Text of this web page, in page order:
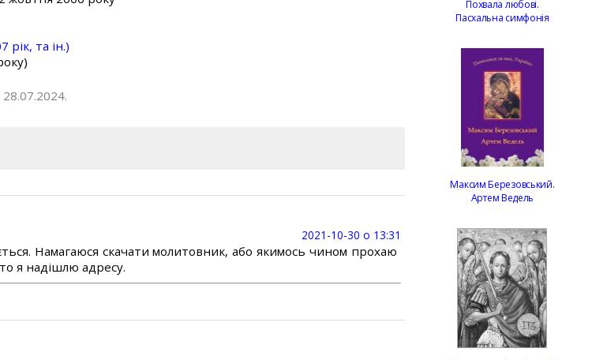
рік, та ін.)
2021-10-30 о 13:31
Намагаюся скачати молитовник, або якимось чином прохаю
я надішлю адресу.
Похвала любові.
Пасхальна симфонія
Максим Березовський.
Артем Ведель